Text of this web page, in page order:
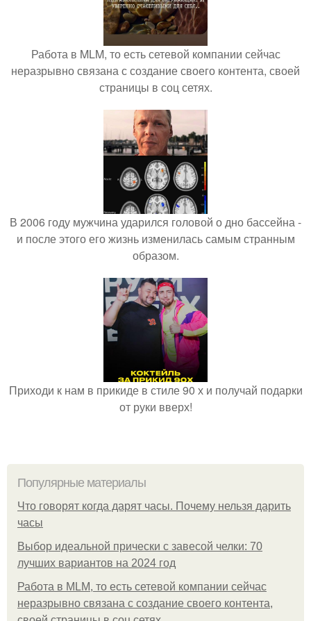
Работа в MLM, то есть сетевой компании сейчас
неразрывно связана с создание своего контента, своей
страницы в соц сетях.
В 2006 году мужчина ударился головой о дно бассейна -
и после этого его жизнь изменилась самым странным
образом.
Приходи к нам в прикиде в стиле 90 х и получай подарки
от руки вверх!
Популярные материалы
Что говорят когда дарят часы. Почему нельзя дарить
часы
Выбор идеальной прически с завесой челки: 70
лучших вариантов на 2024 год
Работа в MLM, то есть сетевой компании сейчас
неразрывно связана с создание своего контента,